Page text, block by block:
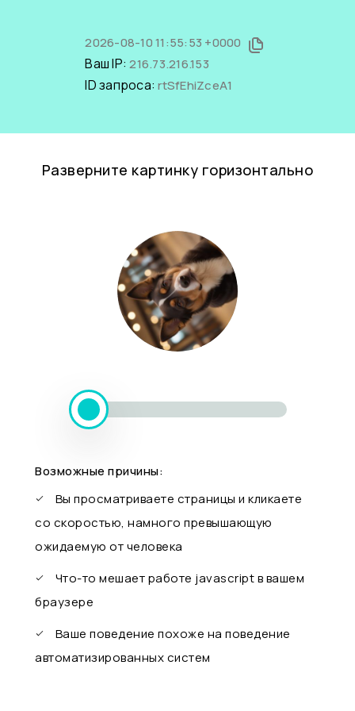
2026-08-10 11:55:53 +0000
Ваш IP:216.73.216.153
ID запроса:rtSfEhiZceA1
Разверните картинку горизонтально
Возможные причины:
Вы просматриваете страницы и кликаете
со скоростью, намного превышающую
ожидаемую от человека
Что-то мешает работе javascript в вашем
браузере
Ваше поведение похоже на поведение
автоматизированных систем